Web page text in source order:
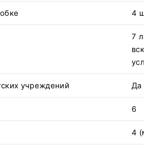
4 шт.
7
учреждений Да
6
4